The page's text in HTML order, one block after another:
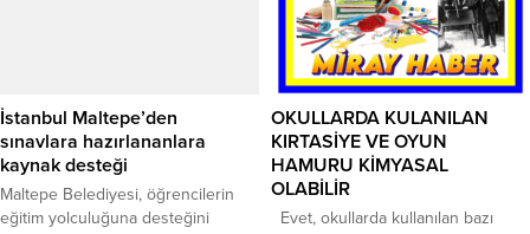
Üniversitesi Tanıtım Koordinatörü
Cihan Kuzgun, bu kararın...
Öğrencilerin verimli bir kamp
dönemi geçirmesi için ciddi zaman
ve çaba harcadıklarını belirten
Yarımada Belediyeler Birliği ve
Güzelbahçe Belediye Başkanı
Mustafa Günay; “Temsilcilerinizle
kamp öncesi bir araya...
İstanbul Maltepe’den
sınavlara hazırlananlara
kaynak desteği
Maltepe Belediyesi, öğrencilerin
eğitim yolculuğuna desteğini
OKULLARDA KULANILAN
KIRTASİYE VE OYUN
HAMURU KİMYASAL
OLABİLİR
Evet, okullarda kullanılan bazı